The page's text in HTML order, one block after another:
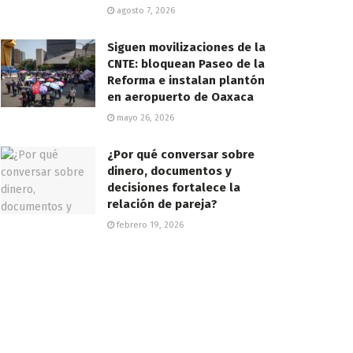
agosto 7, 2026
Siguen movilizaciones de la
CNTE: bloquean Paseo de la
Reforma e instalan plantón
en aeropuerto de Oaxaca
mayo 26, 2026
¿Por qué conversar sobre
dinero, documentos y
decisiones fortalece la
relación de pareja?
febrero 19, 2026